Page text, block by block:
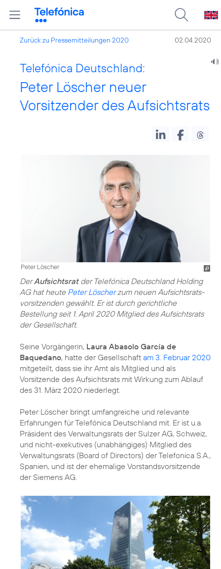
Zurück zu Pressemitteilungen 2020 02.04.2020
Telefónica Deutschland:
Peter Löscher neuer
Vorsitzender des Aufsichtsrats
Peter Löscher
DerAufsichtsratder Telefónica Deutschland Holding
AG hat heute Peter Löscherzum neuen Aufsichts­rats­
vorsitzenden gewählt. Er ist durch gerichtliche
Bestellung seit 1. April 2020 Mitglied des Aufsichtsrats
der Gesellschaft.
Seine Vorgängerin, Laura Abasolo García de
Baquedano, hatte der Gesellschaft am 3. Februar 2020
mitgeteilt, dass sie ihr Amt als Mitglied und als
Vorsitzende des Aufsichtsrats mit Wirkung zum Ablauf
des 31. März 2020 niederlegt.
Peter Löscher bringt umfangreiche und relevante
Erfahrungen für Telefónica Deutschland mit. Er ist u.a.
Präsident des Verwaltungsrats der Sulzer AG, Schweiz,
und nicht-exekutives (unabhängiges) Mitglied des
Verwaltungsrats (Board of Directors) der Telefonica S.A.,
Spanien, und ist der ehemalige Vorstandsvorsitzende
der Siemens AG.